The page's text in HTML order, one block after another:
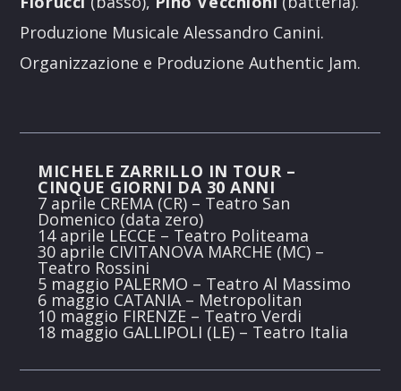
Produzione Musicale Alessandro Canini.
Organizzazione e Produzione Authentic Jam.
MICHELE ZARRILLO IN TOUR –
CINQUE GIORNI DA 30 ANNI
7 aprile CREMA (CR) – Teatro San
Domenico (data zero)
14 aprile LECCE – Teatro Politeama
30 aprile CIVITANOVA MARCHE (MC) –
Teatro Rossini
5 maggio PALERMO – Teatro Al Massimo
6 maggio CATANIA – Metropolitan
10 maggio FIRENZE – Teatro Verdi
18 maggio GALLIPOLI (LE) – Teatro Italia